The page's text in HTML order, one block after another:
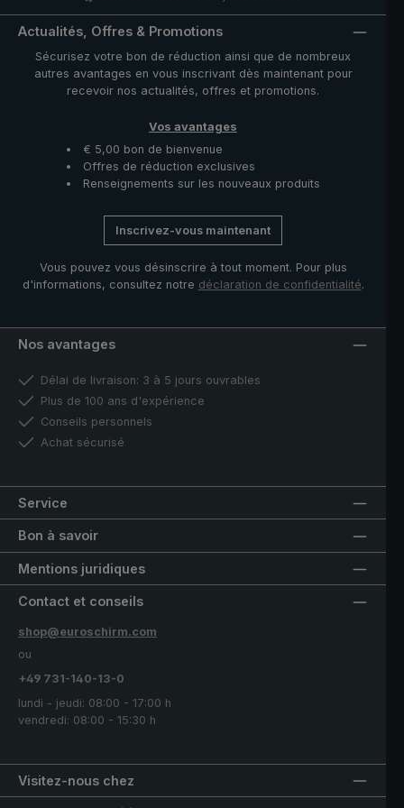
Actualités, Offres & Promotions
Sécurisez votre bon de réduction ainsi que de nombreux
autres avantages en vous inscrivant dès maintenant pour
recevoir nos actualités, offres et promotions.
Vos avantages
€ 5,00 bon de bienvenue
Offres de réduction exclusives
Renseignements sur les nouveaux produits
Inscrivez-vous maintenant
Vous pouvez vous désinscrire à tout moment. Pour plus
d'informations, consultez notre déclaration de confidentialité.
Nos avantages
Délai de livraison: 3 à 5 jours ouvrables
Plus de 100 ans d'expérience
Conseils personnels
Achat sécurisé
Service
Bon à savoir
Mentions juridiques
Visitez-nous chez
Contact et conseils
shop@euroschirm.com
ou
+49 731-140-13-0
lundi - jeudi: 08:00 - 17:00 h
vendredi: 08:00 - 15:30 h